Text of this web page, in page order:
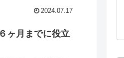
2024.07.17
ヶ月までに役立